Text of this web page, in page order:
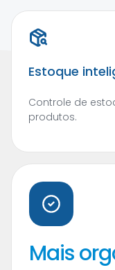
Estoque
Controle de
produtos.
Mais